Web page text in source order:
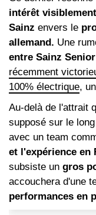
intérêt
Sainz envers le
allemand. Une
entre Sainz Senior
récemment
100% électrique,
Au-delà de l'attrait
supposé sur le
avec un team
et l'expérience en
subsiste un gros
accouchera d'une
performances en